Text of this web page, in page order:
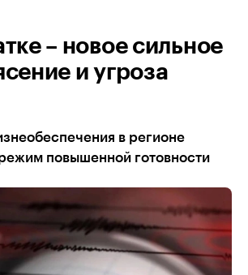
– новое сильное
и угроза
в регионе
повышенной готовности